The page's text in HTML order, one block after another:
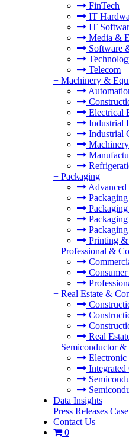
FinTech
IT
IT
Media &
Software
Telecom
+ Machinery &
Electrical
Industrial
Industrial
Machinery
+ Packaging
Advanced
Printing
+ Professional &
+ Real Estate &
Real
+ Semiconductor &
Electronic
Data Insights
Press Releases
Contact Us
0